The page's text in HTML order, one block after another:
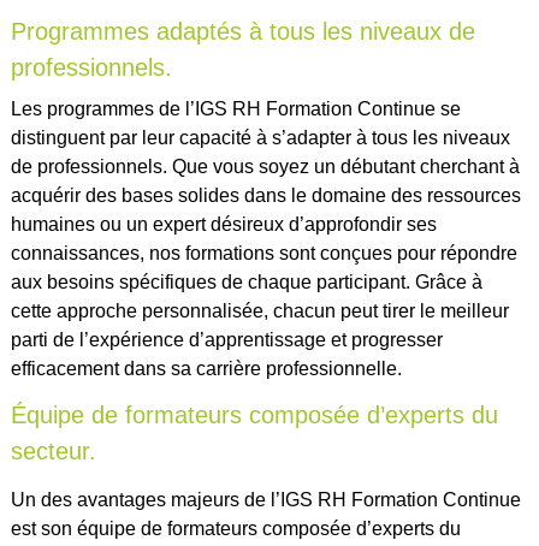
Programmes adaptés à tous les niveaux de
professionnels.
Les programmes de l’IGS RH Formation Continue se
distinguent par leur capacité à s’adapter à tous les niveaux
de professionnels. Que vous soyez un débutant cherchant à
acquérir des bases solides dans le domaine des ressources
humaines ou un expert désireux d’approfondir ses
connaissances, nos formations sont conçues pour répondre
aux besoins spécifiques de chaque participant. Grâce à
cette approche personnalisée, chacun peut tirer le meilleur
parti de l’expérience d’apprentissage et progresser
efficacement dans sa carrière professionnelle.
Équipe de formateurs composée d’experts du
secteur.
Un des avantages majeurs de l’IGS RH Formation Continue
est son équipe de formateurs composée d’experts du